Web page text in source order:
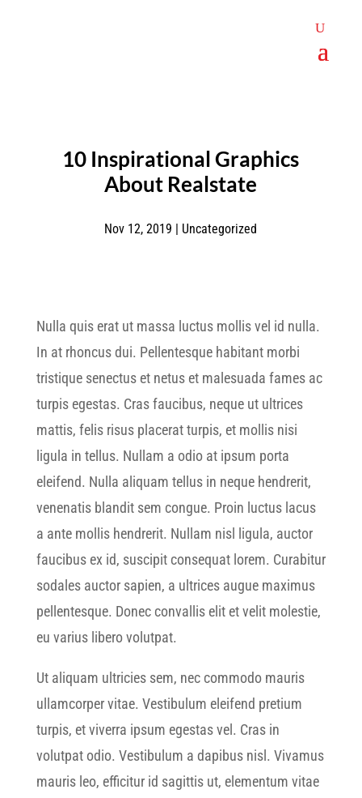
10 Inspirational Graphics
About Realstate
Nov 12, 2019 | Uncategorized
Nulla quis erat ut massa luctus mollis vel id nulla.
In at rhoncus dui. Pellentesque habitant morbi
tristique senectus et netus et malesuada fames ac
turpis egestas. Cras faucibus, neque ut ultrices
mattis, felis risus placerat turpis, et mollis nisi
ligula in tellus. Nullam a odio at ipsum porta
eleifend. Nulla aliquam tellus in neque hendrerit,
venenatis blandit sem congue. Proin luctus lacus
a ante mollis hendrerit. Nullam nisl ligula, auctor
faucibus ex id, suscipit consequat lorem. Curabitur
sodales auctor sapien, a ultrices augue maximus
pellentesque. Donec convallis elit et velit molestie,
eu varius libero volutpat.
Ut aliquam ultricies sem, nec commodo mauris
ullamcorper vitae. Vestibulum eleifend pretium
turpis, et viverra ipsum egestas vel. Cras in
volutpat odio. Vestibulum a dapibus nisl. Vivamus
mauris leo, efficitur id sagittis ut, elementum vitae